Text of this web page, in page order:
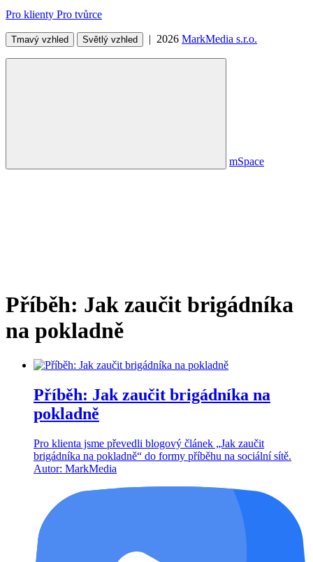
Pro klienty Pro tvůrce
Tmavý vzhled Světlý vzhled | 2026 MarkMedia s.r.o.
mSpace
Příběh: Jak zaučit brigádníka
na pokladně
Příběh: Jak zaučit brigádníka na
pokladně
Pro klienta jsme převedli blogový článek „Jak zaučit
brigádníka na pokladně“ do formy příběhu na sociální sítě.
Autor: MarkMedia